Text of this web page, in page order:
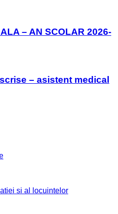
– AN SCOLAR 2026-
– asistent medical
si al locuintelor